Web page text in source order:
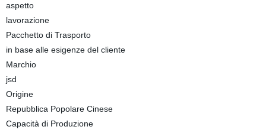
aspetto
lavorazione
Pacchetto di Trasporto
in base alle esigenze del cliente
Marchio
jsd
Origine
Repubblica Popolare Cinese
Capacità di Produzione